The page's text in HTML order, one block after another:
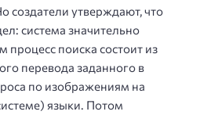
создатели утверждают, что
система значительно
процесс поиска состоит из
перевода заданного в
по изображениям на
языки. Потом